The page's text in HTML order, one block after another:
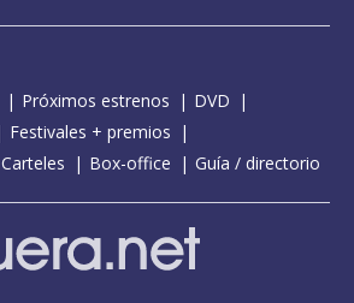
Próximos estrenos
DVD
Festivales + premios
Carteles Box-office Guía / directorio